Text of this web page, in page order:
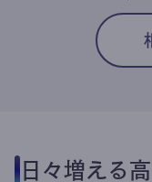
日々増える